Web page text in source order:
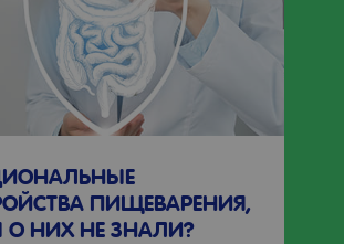
ПИЩЕВАРЕНИЯ,
О НИХ НЕ ЗНАЛИ?